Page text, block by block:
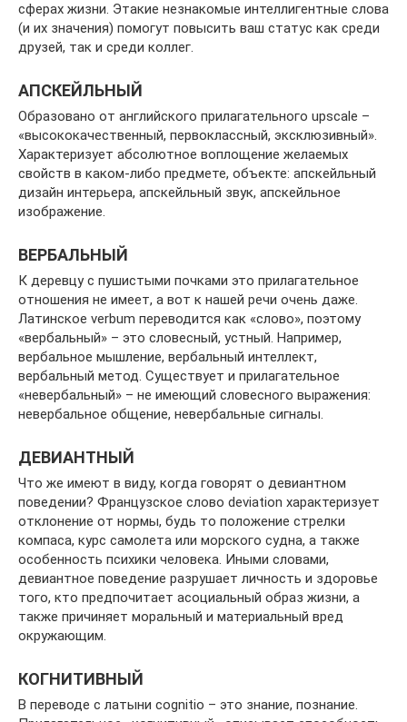
сферах жизни. Этакие незнакомые интеллигентные слова
(и их значения) помогут повысить ваш статус как среди
друзей, так и среди коллег.
АПСКЕЙЛЬНЫЙ
Образовано от английского прилагательного upscale –
«высококачественный, первоклассный, эксклюзивный».
Характеризует абсолютное воплощение желаемых
свойств в каком-либо предмете, объекте: апскейльный
дизайн интерьера, апскейльный звук, апскейльное
изображение.
ВЕРБАЛЬНЫЙ
К деревцу с пушистыми почками это прилагательное
отношения не имеет, а вот к нашей речи очень даже.
Латинское verbum переводится как «слово», поэтому
«вербальный» – это словесный, устный. Например,
вербальное мышление, вербальный интеллект,
вербальный метод. Существует и прилагательное
«невербальный» – не имеющий словесного выражения:
невербальное общение, невербальные сигналы.
ДЕВИАНТНЫЙ
Что же имеют в виду, когда говорят о девиантном
поведении? Французское слово deviation характеризует
отклонение от нормы, будь то положение стрелки
компаса, курс самолета или морского судна, а также
особенность психики человека. Иными словами,
девиантное поведение разрушает личность и здоровье
того, кто предпочитает асоциальный образ жизни, а
также причиняет моральный и материальный вред
окружающим.
КОГНИТИВНЫЙ
В переводе с латыни cоgnitio – это знание, познание.